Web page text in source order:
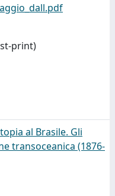
print)
al Brasile. Gli
transoceanica (1876-